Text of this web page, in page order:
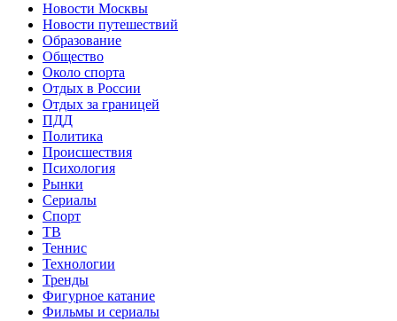
Новости Москвы
Новости путешествий
Образование
Общество
Около спорта
Отдых в России
Отдых за границей
ПДД
Политика
Происшествия
Психология
Рынки
Сериалы
Спорт
ТВ
Теннис
Технологии
Тренды
Фигурное катание
Фильмы и сериалы